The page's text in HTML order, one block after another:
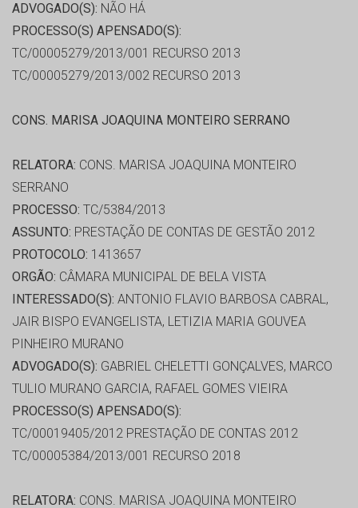
ADVOGADO(S): NÃO HÁ
PROCESSO(S) APENSADO(S):
TC/00005279/2013/001 RECURSO 2013
TC/00005279/2013/002 RECURSO 2013
CONS. MARISA JOAQUINA MONTEIRO SERRANO
RELATORA: CONS. MARISA JOAQUINA MONTEIRO
SERRANO
PROCESSO: TC/5384/2013
ASSUNTO: PRESTAÇÃO DE CONTAS DE GESTÃO 2012
PROTOCOLO: 1413657
ORGÃO: CÂMARA MUNICIPAL DE BELA VISTA
INTERESSADO(S): ANTONIO FLAVIO BARBOSA CABRAL,
JAIR BISPO EVANGELISTA, LETIZIA MARIA GOUVEA
PINHEIRO MURANO
ADVOGADO(S): GABRIEL CHELETTI GONÇALVES, MARCO
TULIO MURANO GARCIA, RAFAEL GOMES VIEIRA
PROCESSO(S) APENSADO(S):
TC/00019405/2012 PRESTAÇÃO DE CONTAS 2012
TC/00005384/2013/001 RECURSO 2018
RELATORA: CONS. MARISA JOAQUINA MONTEIRO